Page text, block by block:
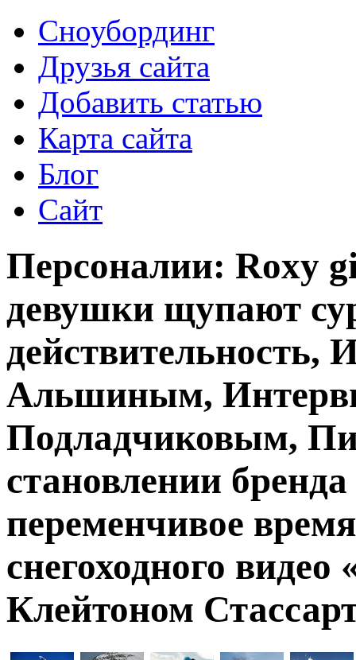
Сноубординг
Друзья сайта
Добавить статью
Карта сайта
Блог
Сайт
Персоналии: Roxy
девушки щупают
действительность,
Альшиным,
Подладчиковым,
становлении
переменчивое
снегоходного видео
Клейтоном